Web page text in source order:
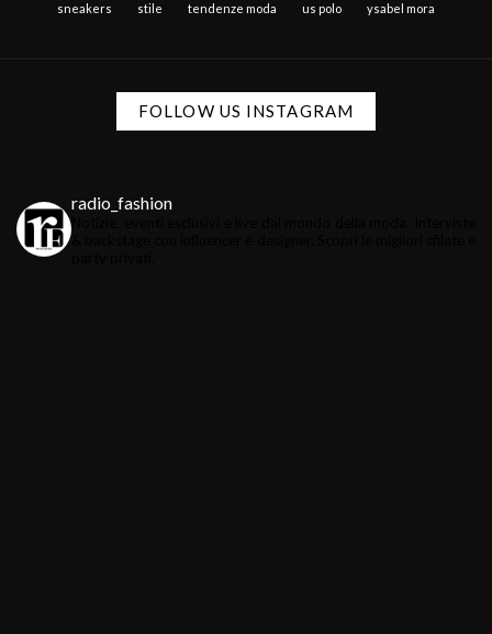
sneakers stile tendenze moda us polo ysabel mora
FOLLOW US INSTAGRAM
radio_fashion